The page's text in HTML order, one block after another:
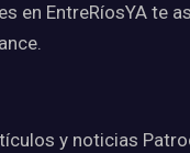
en EntreRíosYA te
y noticias